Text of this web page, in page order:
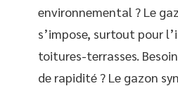
environnemental ? Le
s’impose, surtout pour
toitures-terrasses.
de rapidité ? Le gazon